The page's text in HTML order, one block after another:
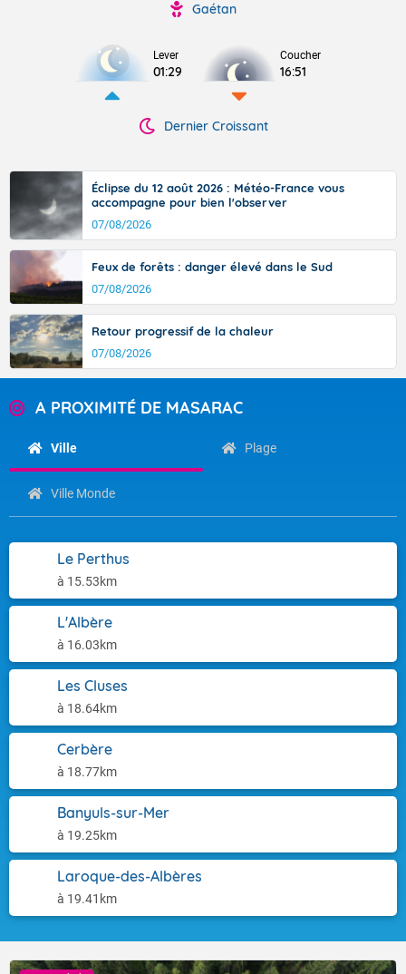
Gaétan
Lever
01:29
Coucher
16:51
Dernier Croissant
Éclipse du 12 août 2026 : Météo-France vous
accompagne pour bien l'observer
07/08/2026
Feux de forêts : danger élevé dans le Sud
07/08/2026
Retour progressif de la chaleur
07/08/2026
A PROXIMITÉ DE MASARAC
Ville Plage
Ville Monde
Le Perthus
à 15.53km
L'Albère
à 16.03km
Les Cluses
à 18.64km
Cerbère
à 18.77km
Banyuls-sur-Mer
à 19.25km
Laroque-des-Albères
à 19.41km